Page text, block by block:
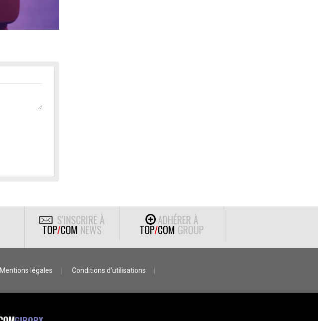
S'INSCRIRE À
TOP/COM NEWS
ADHÉRER À
TOP/COM GROUP
Mentions légales Conditions d’utilisations